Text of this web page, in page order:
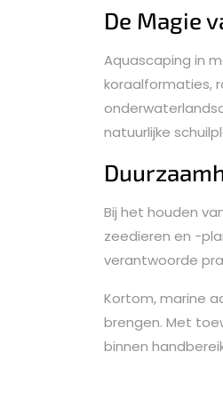
De Magie
Aquascaping in
koraalformaties,
natuurlijke
Bij het houden
zeedieren en -
verantwoorde
Kortom, marine
brengen. Met
binnen